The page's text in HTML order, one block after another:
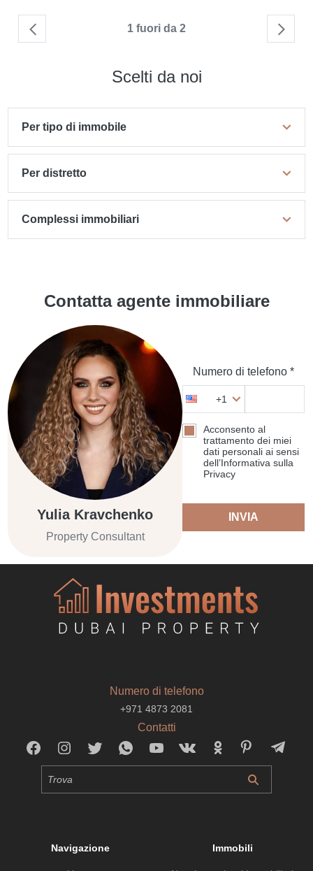
1 fuori da 2
Scelti da noi
Per tipo di immobile
Per distretto
Complessi immobiliari
Contatta agente immobiliare
Yulia Kravchenko
Property Consultant
Numero di telefono *
+1
Acconsento al
trattamento dei miei
dati personali ai sensi
dell’Informativa sulla
Privacy
INVIA
Numero di telefono
+971 4873 2081
Contatti
Navigazione Immobili